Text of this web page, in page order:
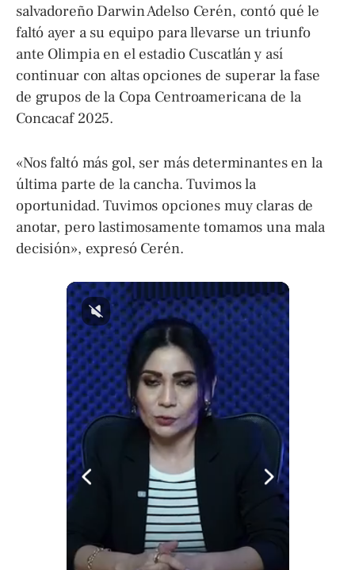
salvadoreño Darwin Adelso Cerén, contó qué le
faltó ayer a su equipo para llevarse un triunfo
ante Olimpia en el estadio Cuscatlán y así
continuar con altas opciones de superar la fase
de grupos de la Copa Centroamericana de la
Concacaf 2025.
«Nos faltó más gol, ser más determinantes en la
última parte de la cancha. Tuvimos la
oportunidad. Tuvimos opciones muy claras de
anotar, pero lastimosamente tomamos una mala
decisión», expresó Cerén.